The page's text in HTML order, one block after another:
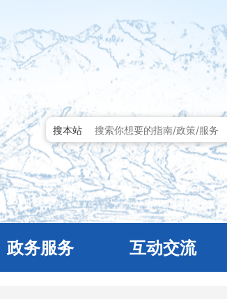
搜本站
政务服务 互动交流